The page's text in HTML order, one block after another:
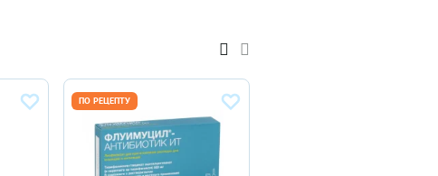
ПО РЕЦЕПТУ